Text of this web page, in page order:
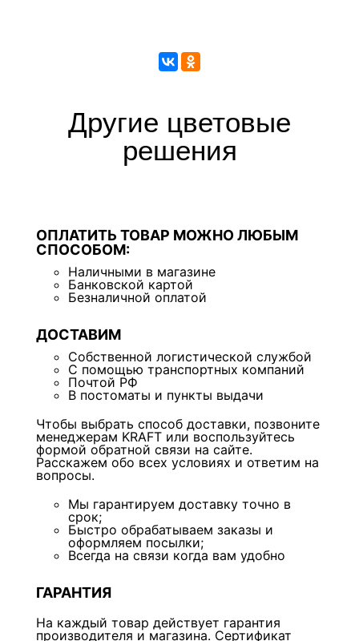
Другие цветовые
решения
ОПЛАТИТЬ ТОВАР МОЖНО ЛЮБЫМ
СПОСОБОМ:
Наличными в магазине
Банковской картой
Безналичной оплатой
ДОСТАВИМ
Собственной логистической службой
С помощью транспортных компаний
Почтой РФ
В постоматы и пункты выдачи
Чтобы выбрать способ доставки, позвоните
менеджерам KRAFT или воспользуйтесь
формой обратной связи на сайте.
Расскажем обо всех условиях и ответим на
вопросы.
Мы гарантируем доставку точно в
срок;
Быстро обрабатываем заказы и
оформляем посылки;
Всегда на связи когда вам удобно
ГАРАНТИЯ
На каждый товар действует гарантия
производителя и магазина. Сертификат